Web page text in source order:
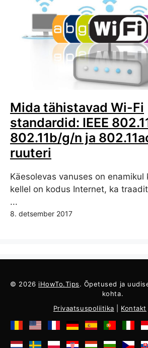
Mida tähistavad Wi-Fi
standardid: IEEE
802.11b/g/n ja
ruuteri
Käesolevas vanuses on enamikul
kellel on kodus Internet, ka
...
8. detsember 2017
© 2026 iHowTo.Tips. Õpetused ja
kohta.
Privaatsuspoliitika
Kontakt